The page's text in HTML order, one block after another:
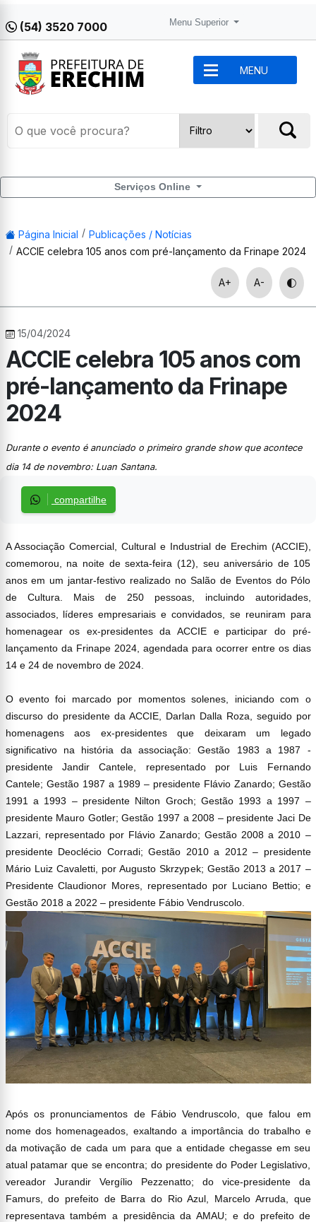
(54) 3520 7000 Menu Superior
MENU
Serviços Online
Página Inicial
Publicações / Notícias
ACCIE celebra 105 anos com pré-lançamento da Frinape 2024
A+ A-
15/04/2024
ACCIE celebra 105 anos com
pré-lançamento da Frinape
2024
Durante o evento é anunciado o primeiro grande show que acontece
dia 14 de novembro: Luan Santana.
compartilhe
A Associação Comercial, Cultural e Industrial de Erechim (ACCIE),
comemorou, na noite de sexta-feira (12), seu aniversário de 105
anos em um jantar-festivo realizado no Salão de Eventos do Pólo
de Cultura. Mais de 250 pessoas, incluindo autoridades,
associados, líderes empresariais e convidados, se reuniram para
homenagear os ex-presidentes da ACCIE e participar do pré-
lançamento da Frinape 2024, agendada para ocorrer entre os dias
14 e 24 de novembro de 2024.
O evento foi marcado por momentos solenes, iniciando com o
discurso do presidente da ACCIE, Darlan Dalla Roza, seguido por
homenagens aos ex-presidentes que deixaram um legado
significativo na história da associação: Gestão 1983 a 1987 -
presidente Jandir Cantele, representado por Luis Fernando
Cantele; Gestão 1987 a 1989 – presidente Flávio Zanardo; Gestão
1991 a 1993 – presidente Nilton Groch; Gestão 1993 a 1997 –
presidente Mauro Gotler; Gestão 1997 a 2008 – presidente Jaci De
Lazzari, representado por Flávio Zanardo; Gestão 2008 a 2010 –
presidente Deoclécio Corradi; Gestão 2010 a 2012 – presidente
Mário Luiz Cavaletti, por Augusto Skrzypek; Gestão 2013 a 2017 –
Presidente Claudionor Mores, representado por Luciano Bettio; e
Gestão 2018 a 2022 – presidente Fábio Vendruscolo.
Após os pronunciamentos de Fábio Vendruscolo, que falou em
nome dos homenageados, exaltando a importância do trabalho e
da motivação de cada um para que a entidade chegasse em seu
atual patamar que se encontra; do presidente do Poder Legislativo,
vereador Jurandir Vergílio Pezzenatto; do vice-presidente da
Famurs, do prefeito de Barra do Rio Azul, Marcelo Arruda, que
representava também a presidência da AMAU; e do prefeito de